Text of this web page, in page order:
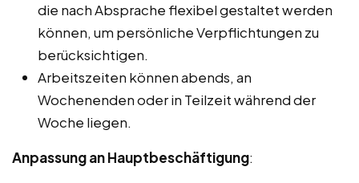
die nach Absprache flexibel gestaltet werden
können, um persönliche Verpflichtungen zu
berücksichtigen.
Arbeitszeiten können abends, an
Wochenenden oder in Teilzeit während der
Woche liegen.
Anpassung an Hauptbeschäftigung: